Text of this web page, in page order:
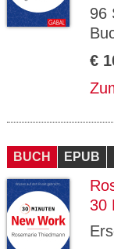
96
€
BUCH EPUB
30